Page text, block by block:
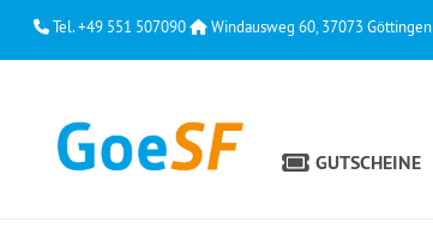
Tel. +49 551 507090 Windausweg 60, 37073 Göttingen
GUTSCHEINE